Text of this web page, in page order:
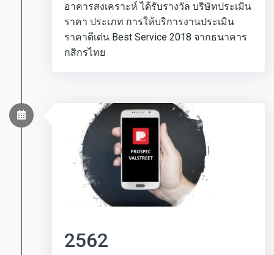
อาคารสงเคราะห์ ได้รับรางวัล บริษัทประเมิน
ราคา ประเภท การให้บริการงานประเมิน
ราคาดีเด่น Best Service 2018 จากธนาคาร
กสิกรไทย
2562